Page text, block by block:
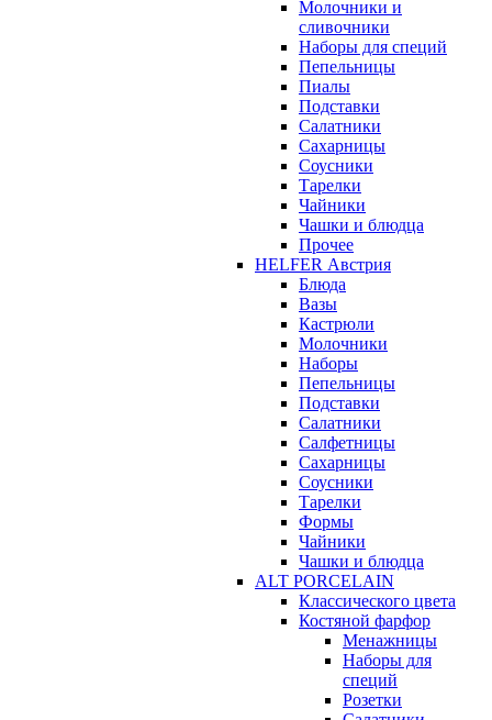
Молочники и
сливочники
Наборы для специй
Пепельницы
Пиалы
Подставки
Салатники
Сахарницы
Соусники
Тарелки
Чайники
Чашки и блюдца
Прочее
HELFER Австрия
Блюда
Вазы
Кастрюли
Молочники
Наборы
Пепельницы
Подставки
Салатники
Салфетницы
Сахарницы
Соусники
Тарелки
Формы
Чайники
Чашки и блюдца
ALT PORCELAIN
Классического цвета
Костяной фарфор
Менажницы
Наборы для
специй
Розетки